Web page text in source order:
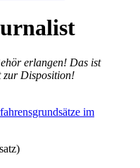
erlangen! Das ist
zur Disposition!
im